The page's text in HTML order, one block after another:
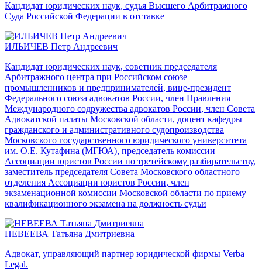
Кандидат юридических наук, судья Высшего Арбитражного
Суда Российской Федерации в отставке
ИЛЬИЧЕВ Петр Андреевич
Кандидат юридических наук, советник председателя
Арбитражного центра при Российском союзе
промышленников и предпринимателей, вице-президент
Федерального союза адвокатов России, член Правления
Международного содружества адвокатов России, член Совета
Адвокатской палаты Московской области, доцент кафедры
гражданского и административного судопроизводства
Московского государственного юридического университета
им. О.Е. Кутафина (МГЮА), председатель комиссии
Ассоциации юристов России по третейскому разбирательству,
заместитель председателя Совета Московского областного
отделения Ассоциации юристов России, член
экзаменационной комиссии Московской области по приему
квалификационного экзамена на должность судьи
НЕВЕЕВА Татьяна Дмитриевна
Адвокат, управляющий партнер юридической фирмы Verba
Legal.